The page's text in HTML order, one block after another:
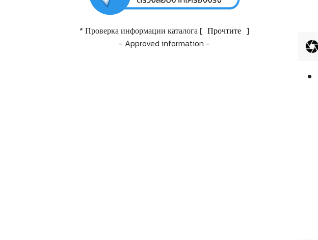
* Проверка информации каталога [ Прочтите ]
- Approved information -